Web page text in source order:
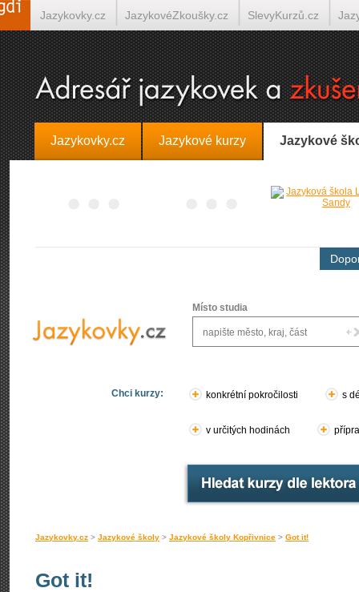
Jazykovky.cz Jazykové kurzy Jazykové
Místo studia
Chci kurzy: konkrétní pokročilosti s
v určitých hodinách
Jazykovky.cz > Jazykové školy > Jazykové školy Kopřivnice > Got it!
Got it!
Jazykovky.cz JazykovéZkoušky.cz SlevyKurzů.cz
Španělština on-line Italština on-line Tlumočení-